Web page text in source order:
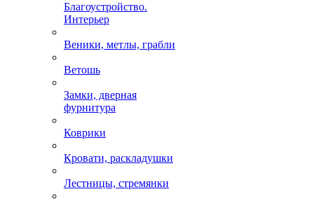
Благоустройство.
Интерьер
Веники, метлы, грабли
Ветошь
Замки, дверная
фурнитура
Коврики
Кровати, раскладушки
Лестницы, стремянки